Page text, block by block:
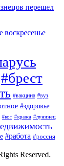
перешел
#брест
#вакцина #вуз
#здоровье
#кот #кража #лунинец
#работа #россия
Reserved.